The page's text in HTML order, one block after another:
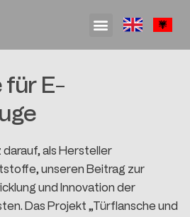
für E-
darauf, als Hersteller
unseren Beitrag zur
und Innovation der
Das Projekt „Türflansche und